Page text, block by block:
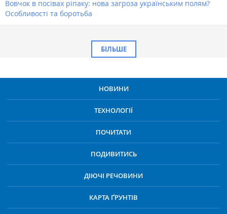
Вовчок в посівах ріпаку: нова загроза українським полям?
Особливості та боротьба
БІЛЬШЕ
НОВИНИ
ТЕХНОЛОГІЇ
ПОЧИТАТИ
ПОДИВИТИСЬ
ДІЮЧІ РЕЧОВИНИ
КАРТА ҐРУНТІВ